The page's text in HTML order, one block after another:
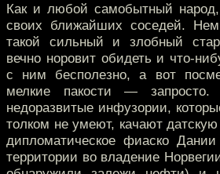
Как и любой самобытный народ,
своих ближайших соседей.
такой сильный и злобный
вечно норовит обидеть и что-
с ним бесполезно, а вот
мелкие пакости —
недоразвитые инфузории,
толком не умеют, качают
дипломатическое фиаско
территории во владение